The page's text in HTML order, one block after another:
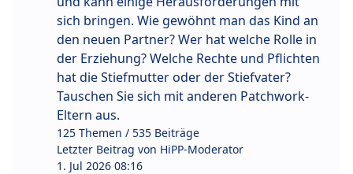
sich bringen. Wie gewöhnt man das Kind an
den neuen Partner? Wer hat welche Rolle in
der Erziehung? Welche Rechte und Pflichten
hat die Stiefmutter oder der Stiefvater?
Tauschen Sie sich mit anderen Patchwork-
Eltern aus.
125 Themen / 535 Beiträge
Letzter Beitrag von HiPP-Moderator
1. Jul 2026 08:16